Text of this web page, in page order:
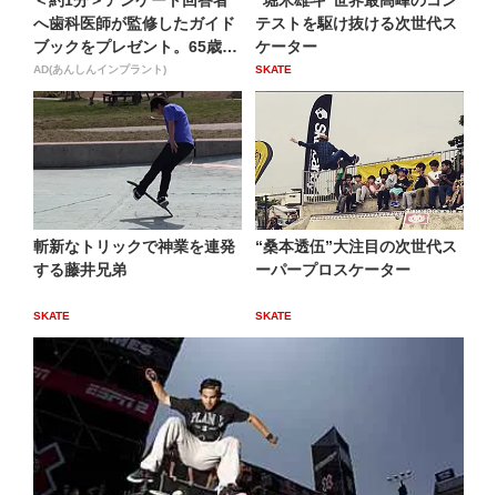
へ歯科医師が監修したガイド
ブックをプレゼント。65歳
以...
AD(あんしんインプラント)
テストを駆け抜ける次世代ス
ケーター
SKATE
斬新なトリックで神業を連発
する藤井兄弟
SKATE
“桑本透伍”大注目の次世代ス
ーパープロスケーター
SKATE